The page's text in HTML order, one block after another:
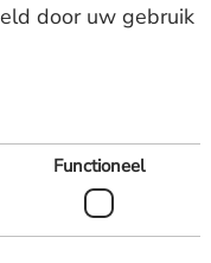
ENGLISH
door uw gebruik
Functioneel